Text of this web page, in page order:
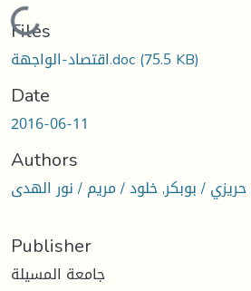
Loading...
Files
اقتصاد-الواجهة.doc(75.5 KB)
Date
2016-06-11
Authors
حريزي / بوبكر, خلود / مريم / نور الهدى
Publisher
جامعة المسيلة